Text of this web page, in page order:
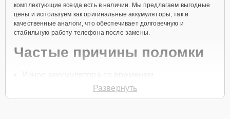
комплектующие всегда есть в наличии. Мы предлагаем выгодные
цены и используем как оригинальные аккумуляторы, так и
качественные аналоги, что обеспечивает долговечную и
стабильную работу телефона после замены.
Частые причины поломки
Износ аккумулятора со временем.
Частая зарядка и разрядка устройства.
Развернуть